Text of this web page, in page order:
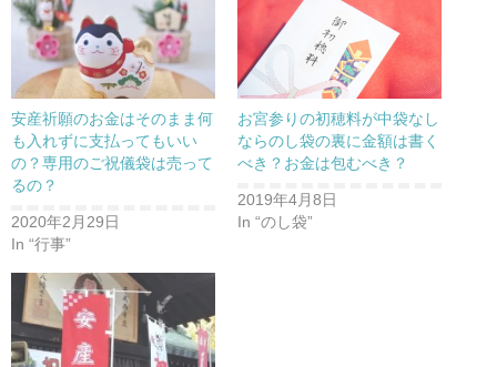
安産祈願のお金はそのまま何
も入れずに支払ってもいい
の？専用のご祝儀袋は売って
るの？
2020年2月29日
In “行事”
お宮参りの初穂料が中袋なし
ならのし袋の裏に金額は書く
べき？お金は包むべき？
2019年4月8日
In “のし袋”